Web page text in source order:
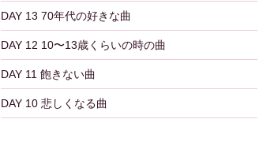
DAY 13 70年代の好きな曲
DAY 12 10〜13歳くらいの時の曲
DAY 11 飽きない曲
DAY 10 悲しくなる曲